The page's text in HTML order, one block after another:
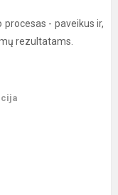
- paveikus ir,
rezultatams.